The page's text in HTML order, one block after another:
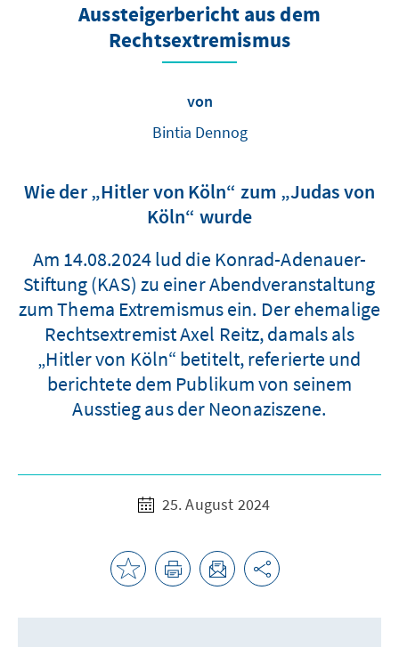
Aussteigerbericht aus dem
Rechtsextremismus
von
Bintia Dennog
Wie der „Hitler von Köln“ zum „Judas von
Köln“ wurde
Am 14.08.2024 lud die Konrad-Adenauer-
Stiftung (KAS) zu einer Abendveranstaltung
zum Thema Extremismus ein. Der ehemalige
Rechtsextremist Axel Reitz, damals als
„Hitler von Köln“ betitelt, referierte und
berichtete dem Publikum von seinem
Ausstieg aus der Neonaziszene.
25. August 2024